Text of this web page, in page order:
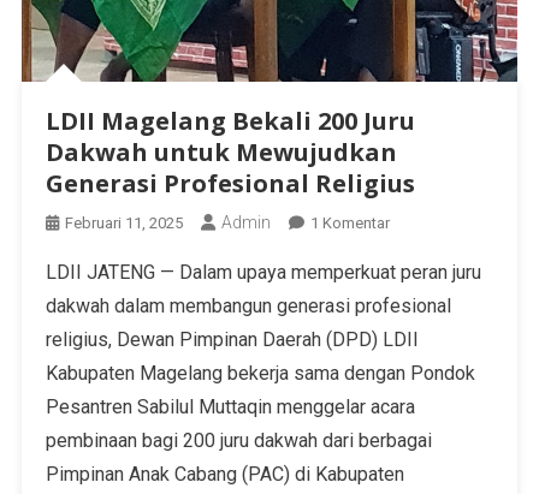
LDII Magelang Bekali 200 Juru
Dakwah untuk Mewujudkan
Generasi Profesional Religius
Februari 11, 2025 Admin 1 Komentar
LDII JATENG — Dalam upaya memperkuat peran juru
dakwah dalam membangun generasi profesional
religius, Dewan Pimpinan Daerah (DPD) LDII
Kabupaten Magelang bekerja sama dengan Pondok
Pesantren Sabilul Muttaqin menggelar acara
pembinaan bagi 200 juru dakwah dari berbagai
Pimpinan Anak Cabang (PAC) di Kabupaten